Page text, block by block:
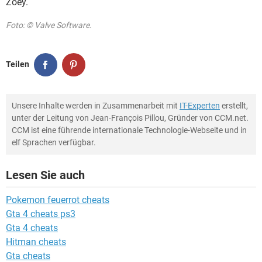
Foto: © Valve Software.
Teilen
Unsere Inhalte werden in Zusammenarbeit mit IT-Experten erstellt,
unter der Leitung von Jean-François Pillou, Gründer von CCM.net.
CCM ist eine führende internationale Technologie-Webseite und in
elf Sprachen verfügbar.
Lesen Sie auch
Pokemon feuerrot cheats
Gta 4 cheats ps3
Gta 4 cheats
Hitman cheats
Gta cheats